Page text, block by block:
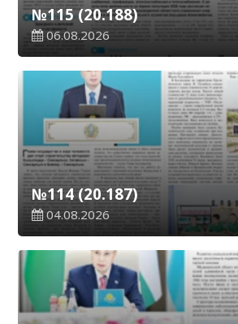
№115 (20.188)
06.08.2026
№114 (20.187)
04.08.2026